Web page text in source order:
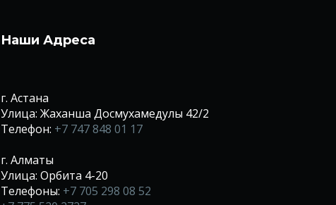
Наши Адреса
г. Астана
Улица: Жаханша Досмухамедулы 42/2
Телефон: +7 747 848 01 17
г. Алматы
Улица: Орбита 4-20
Телефоны: +7 705 298 08 52